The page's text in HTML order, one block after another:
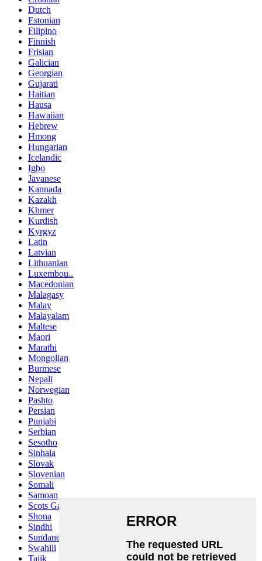
Dutch
Estonian
Filipino
Finnish
Frisian
Galician
Georgian
Gujarati
Haitian
Hausa
Hawaiian
Hebrew
Hmong
Hungarian
Icelandic
Igbo
Javanese
Kannada
Kazakh
Khmer
Kurdish
Kyrgyz
Latin
Latvian
Lithuanian
Luxembou..
Macedonian
Malagasy
Malay
Malayalam
Maltese
Maori
Marathi
Mongolian
Burmese
Nepali
Norwegian
Pashto
Persian
Punjabi
Serbian
Sesotho
Sinhala
Slovak
Slovenian
Somali
Samoan
Scots Gaelic
Shona
Sindhi
Sundanese
Swahili
Tajik